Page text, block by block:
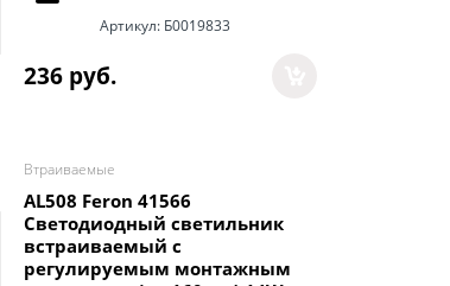
Артикул: Б0019833
236 руб.
Втраиваемые
AL508 Feron 41566
Светодиодный светильник
встраиваемый с
регулируемым монтажным